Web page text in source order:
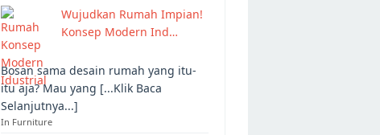
Wujudkan Rumah Impian!
Konsep Modern Ind…
Bosan sama desain rumah yang itu-
itu aja? Mau yang [...Klik Baca
Selanjutnya...]
In Furniture